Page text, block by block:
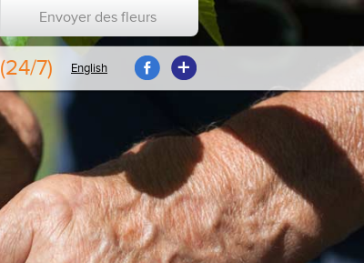
Envoyer des fleurs
(24/7) English